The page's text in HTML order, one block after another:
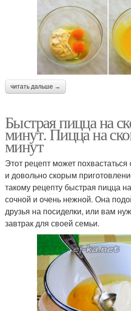
читать дальше →
Быстрая пицца на
минут. Пицца на
минут
Этот рецепт может
и довольно скорым
такому рецепту быстрая пицца
сочной и очень нежной. Она
друзья на посиделки, или вам
завтрак для своей семьи.